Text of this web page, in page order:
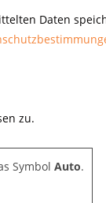
Daten
zu.
Symbol Auto.